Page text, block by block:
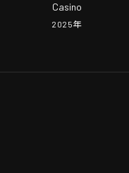
Casino
2025年